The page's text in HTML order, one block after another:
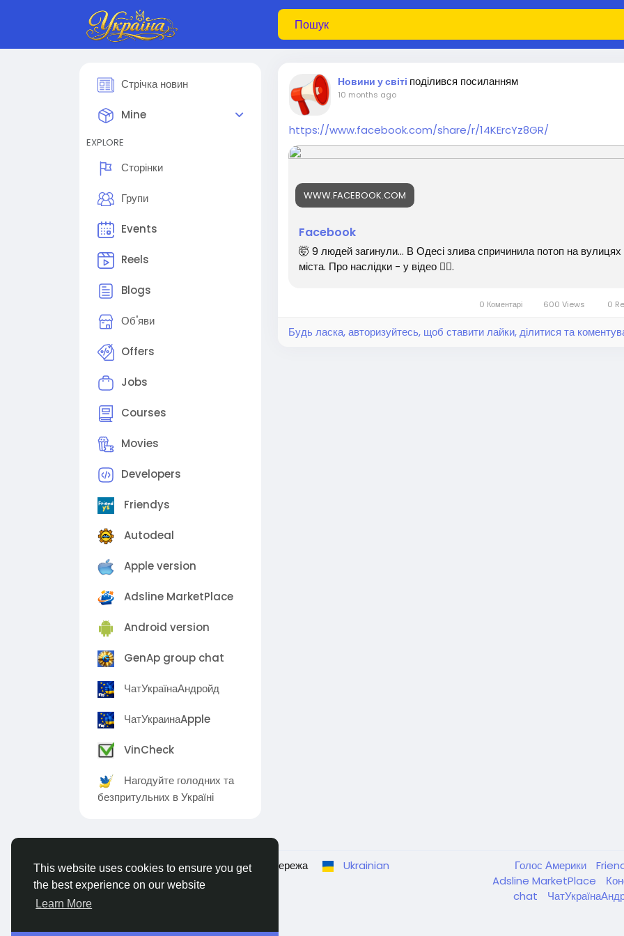
This website uses cookies to ensure you get
the best experience on our website
Learn More
Стрічка новин
Mine
EXPLORE
Сторінки
Групи
Events
Reels
Blogs
Об'яви
Offers
Jobs
Courses
Movies
Developers
Friendys
Autodeal
Apple version
Adsline MarketPlace
Android version
GenAp group chat
ЧатУкраїнаАндройд
ЧатУкраинаApple
VinCheck
Нагодуйте голодних та
безпритульних в Україні
Новини у світі поділився посиланням
10 months ago
https://www.facebook.com/share/r/14KErcYz8GR/
WWW.FACEBOOK.COM
Facebook
🤯 9 людей загинули… В Одесі злива спричинила потоп на вулицях
міста. Про наслідки - у відео 👇🏻.
0 Коментарі 600 Views 0
Будь ласка, авторизуйтесь, щоб ставити лайки, ділитися та
© 2026 Ukraina - Українська соціальна мережа Ukrainian Голос Америки
Adsline MarketPlace
chat